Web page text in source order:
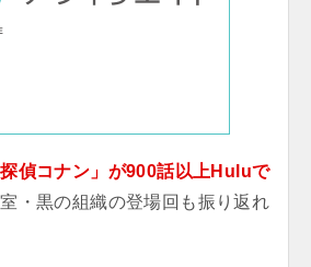
偵コナン」が900話以上Huluで
室・黒の組織の登場回も振り返れ